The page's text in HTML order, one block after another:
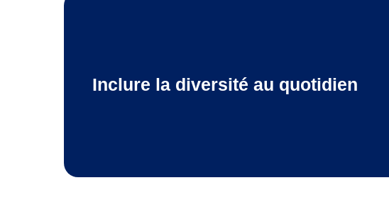
Inclure la diversité au quotidien